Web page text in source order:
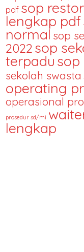
pdf sop
lengkap pdf
normal sop
2022 sop
terpadu sop
sekolah swasta
operating
operasional
prosedur sd/mi
lengkap